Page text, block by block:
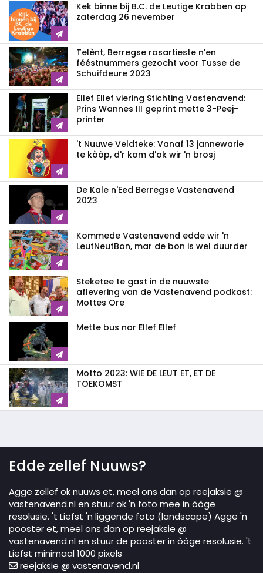
Kek binne bij B.C. de Leutige Krabben op
zaterdag 26 nevember
Telènt, Berregse rasartieste n'en
fééstnummers gezocht voor Tusse de
Schuifdeure 2023
Ellef Ellef viering Stichting Vastenavend:
Prins Wannes III geprint mette 3-Peej-
printer
't Nuuwe Veldteke: Vanaf 13 jannewarie
te kòòp, d'r kom d'ok wir 'n brosj
De Kale n'Eed Berregse Vastenavend
2023
Kommede Vastenavend edde wir 'n
LeutNeutBon, mar de bon is wel duurder
Steketee te gast in de nuuwste
aflevering van de Vastenavend podkast:
Mottes Ore
Mette bus nar Ellef Ellef
Motto 2023: WIE DE LEUT ET, ET DE
TOEKOMST
Edde zellef Nuuws?
Agge zellef ok nuuws et, meel ons dan op reejaksie @
vastenavend.nl en stuur ok 'n foto mee in òòge
resolusie. 't Liefst 'n liggende foto (landscape) Agge 'n
pooster et, meel ons dan op reejaksie @
vastenavend.nl en stuur de pooster in òòge resolusie. 't
Liefst minimaal 1000 pixels
reejaksie @ vastenavend.nl